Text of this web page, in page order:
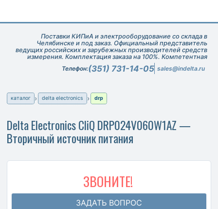
Поставки КИПиА и электрооборудование со склада в
Челябинске и под заказ. Официальный представитель
ведущих российских и зарубежных производителей средств
измерения. Комплектация заказа на 100%. Компетентная
техническая поддержка при подборе оборудования.
Телефон:(351) 731-14-05 sales@indelta.ru
каталог delta electronics drp
Delta Electronics CliQ DRP024V060W1AZ —
Вторичный источник питания
ЗВОНИТЕ!
ЗАДАТЬ ВОПРОС